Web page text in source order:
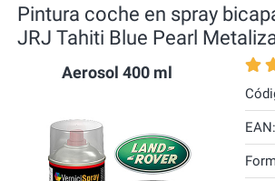
Pintura coche en spray
JRJ Tahiti Blue Pearl
Aerosol 400 ml
EAN: